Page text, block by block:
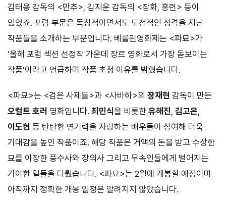
김태용 감독의 <만추>, 김지운 감독의 <장화, 홍련> 등이
있었죠. 포럼 부문은 독창적이면서도 도전적인 성격을 지닌
작품들을 소개하는 부문입니다. 베를린영화제는 <파묘>가
‘올해 포럼 섹션 선정작 가운데 장르 영화로서 가장 돋보이는
작품’이라고 언급하며 작품 초청 이유를 밝혔습니다.
<파묘>는 <검은 사제들>과 <사바하>의 장재현 감독이 만든
오컬트 호러 영화입니다. 최민식을 비롯한 유해진 김고은
이도현 등 탄탄한 연기력을 자랑하는 배우들이 참여해 더욱
기대감을 높인 작품이죠. 해당 작품은 거액의 돈을 받고 수상한
묘를 이장한 풍수사와 장의사 그리고 무속인들에게 벌어지는
기이한 일들을 다뤘습니다. <파묘>는 2월에 개봉할 예정이며
아직까지 정확한 개봉 일정은 알려지지 않았습니다.